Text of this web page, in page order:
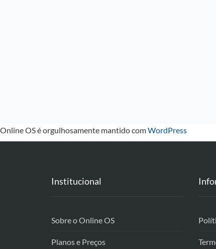
Online OS é orgulhosamente mantido comWordPress
Institucional
Sobre o Online OS
Planos e Preços